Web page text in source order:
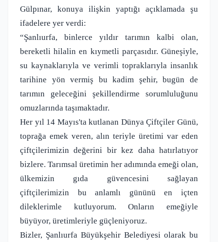
Gülpınar, konuya ilişkin yaptığı açıklamada şu
ifadelere yer verdi:
“Şanlıurfa, binlerce yıldır tarımın kalbi olan,
bereketli hilalin en kıymetli parçasıdır. Güneşiyle,
su kaynaklarıyla ve verimli topraklarıyla insanlık
tarihine yön vermiş bu kadim şehir, bugün de
tarımın geleceğini şekillendirme sorumluluğunu
omuzlarında taşımaktadır.
Her yıl 14 Mayıs'ta kutlanan Dünya Çiftçiler Günü,
toprağa emek veren, alın teriyle üretimi var eden
çiftçilerimizin değerini bir kez daha hatırlatıyor
bizlere. Tarımsal üretimin her adımında emeği olan,
ülkemizin gıda güvencesini sağlayan
çiftçilerimizin bu anlamlı gününü en içten
dileklerimle kutluyorum. Onların emeğiyle
büyüyor, üretimleriyle güçleniyoruz.
Bizler, Şanlıurfa Büyükşehir Belediyesi olarak bu